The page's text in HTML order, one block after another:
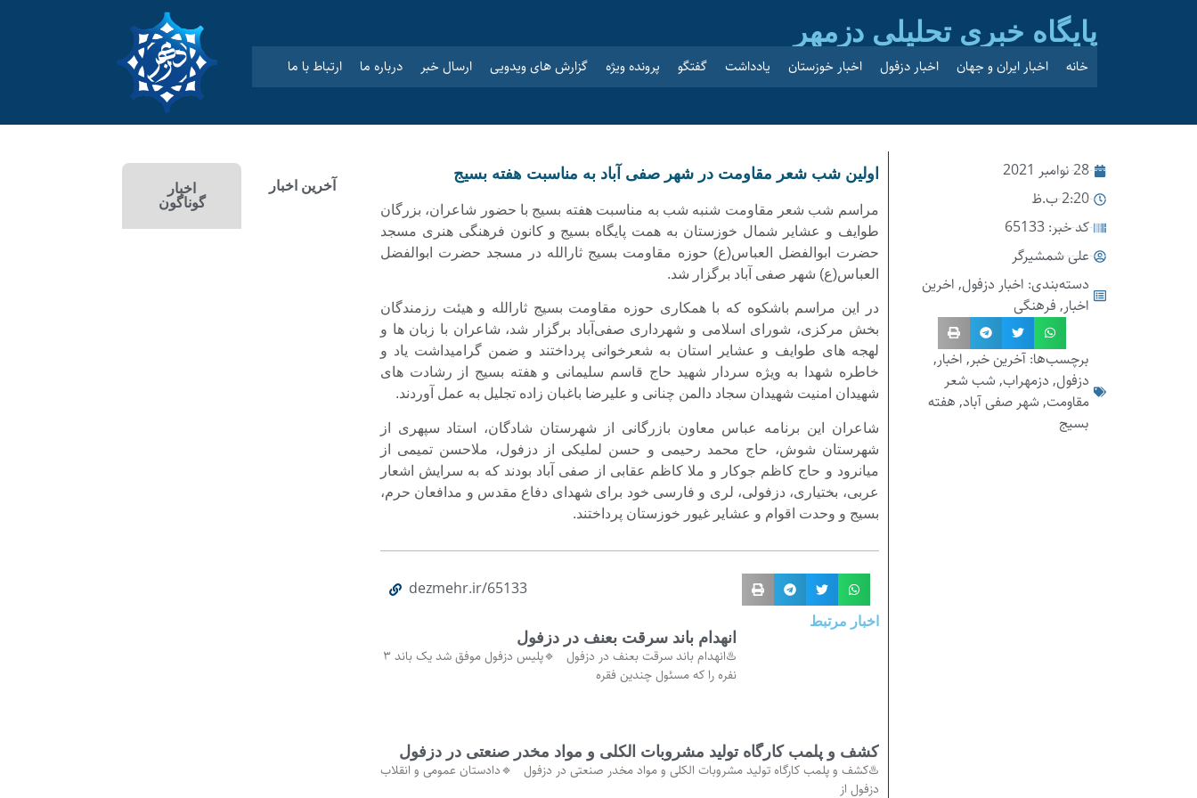
پایگاه خبری تحلیلی دزمهر
خانه اخبار ایران و جهان اخبار دزفول اخبار خوزستان یادداشت گفتگو پرونده ویژه گزارش های ویدویی ارسال خبر درباره ما ارتباط با ما
28 نوامبر 2021
2:20 ب.ظ
کد خبر: 65133
علی شمشیرگر
دسته‌بندی: اخبار دزفول, اخرین
اخبار, فرهنگی
برچسب‌ها: آخرین خبر, اخبار,
دزفول, دزمهراب, شب شعر
مقاومت, شهر صفی آباد, هفته
بسیج
اولین شب شعر مقاومت در شهر صفی آباد به مناسبت هفته بسیج
مراسم شب شعر مقاومت شنبه شب به مناسبت هفته بسیج با حضور شاعران، بزرگان
طوایف و عشایر شمال خوزستان به همت پایگاه بسیج و کانون فرهنگی هنری مسجد
حضرت ابوالفضل العباس(ع) حوزه مقاومت بسیج ثارالله در مسجد حضرت ابوالفضل
العباس(ع) شهر صفی آباد برگزار شد.
در این مراسم باشکوه که با همکاری حوزه مقاومت بسیج ثارالله و هیئت رزمندگان
بخش مرکزی، شورای اسلامی و شهرداری صفی‌آباد برگزار شد، شاعران با زبان ها و
لهجه های طوایف و عشایر استان به شعرخوانی پرداختند و ضمن گرامیداشت یاد و
خاطره شهدا به ویژه سردار شهید حاج قاسم سلیمانی و هفته بسیج از رشادت های
شهیدان امنیت شهیدان سجاد دالمن چنانی و علیرضا باغبان زاده تجلیل به عمل آوردند.
شاعران این برنامه عباس معاون بازرگانی از شهرستان شادگان، استاد سپهری از
شهرستان شوش، حاج محمد رحیمی و حسن لملیکی از دزفول، ملاحسن تمیمی از
میانرود و حاج کاظم جوکار و ملا کاظم عقابی از صفی آباد بودند که به سرایش اشعار
عربی، بختیاری، دزفولی، لری و فارسی خود برای شهدای دفاع مقدس و مدافعان حرم،
بسیج و وحدت اقوام و عشایر غیور خوزستان پرداختند.
dezmehr.ir/65133
اخبار مرتبط
انهدام باند سرقت بعنف در دزفول
♨️انهدام باند سرقت بعنف در دزفول 🔹پلیس دزفول موفق شد یک باند ۳
نفره را که مسئول چندین فقره
کشف و پلمب کارگاه تولید مشروبات الکلی و مواد مخدر صنعتی در دزفول
♨️کشف و پلمب کارگاه تولید مشروبات الکلی و مواد مخدر صنعتی در دزفول 🔹دادستان عمومی و انقلاب
دزفول از
آخرین اخبار
اخبار
گوناگون